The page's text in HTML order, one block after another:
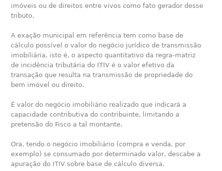
imóveis ou de direitos entre vivos como fato gerador desse
tributo.
A exação municipal em referência tem como base de
cálculo possível o valor do negócio jurídico de transmissão
imobiliária, isto é, o aspecto quantitativo da regra-matriz
de incidência tributária do ITIV é o valor efetivo da
transação que resulta na transmissão de propriedade do
bem imóvel ou direito.
É valor do negócio imobiliário realizado que indicará a
capacidade contributiva do contribuinte, limitando a
pretensão do Fisco a tal montante.
Ora, tendo o negócio imobiliário (compra e venda, por
exemplo) se consumado por determinado valor, descabe a
apuração do ITIV sobre base de cálculo diversa.